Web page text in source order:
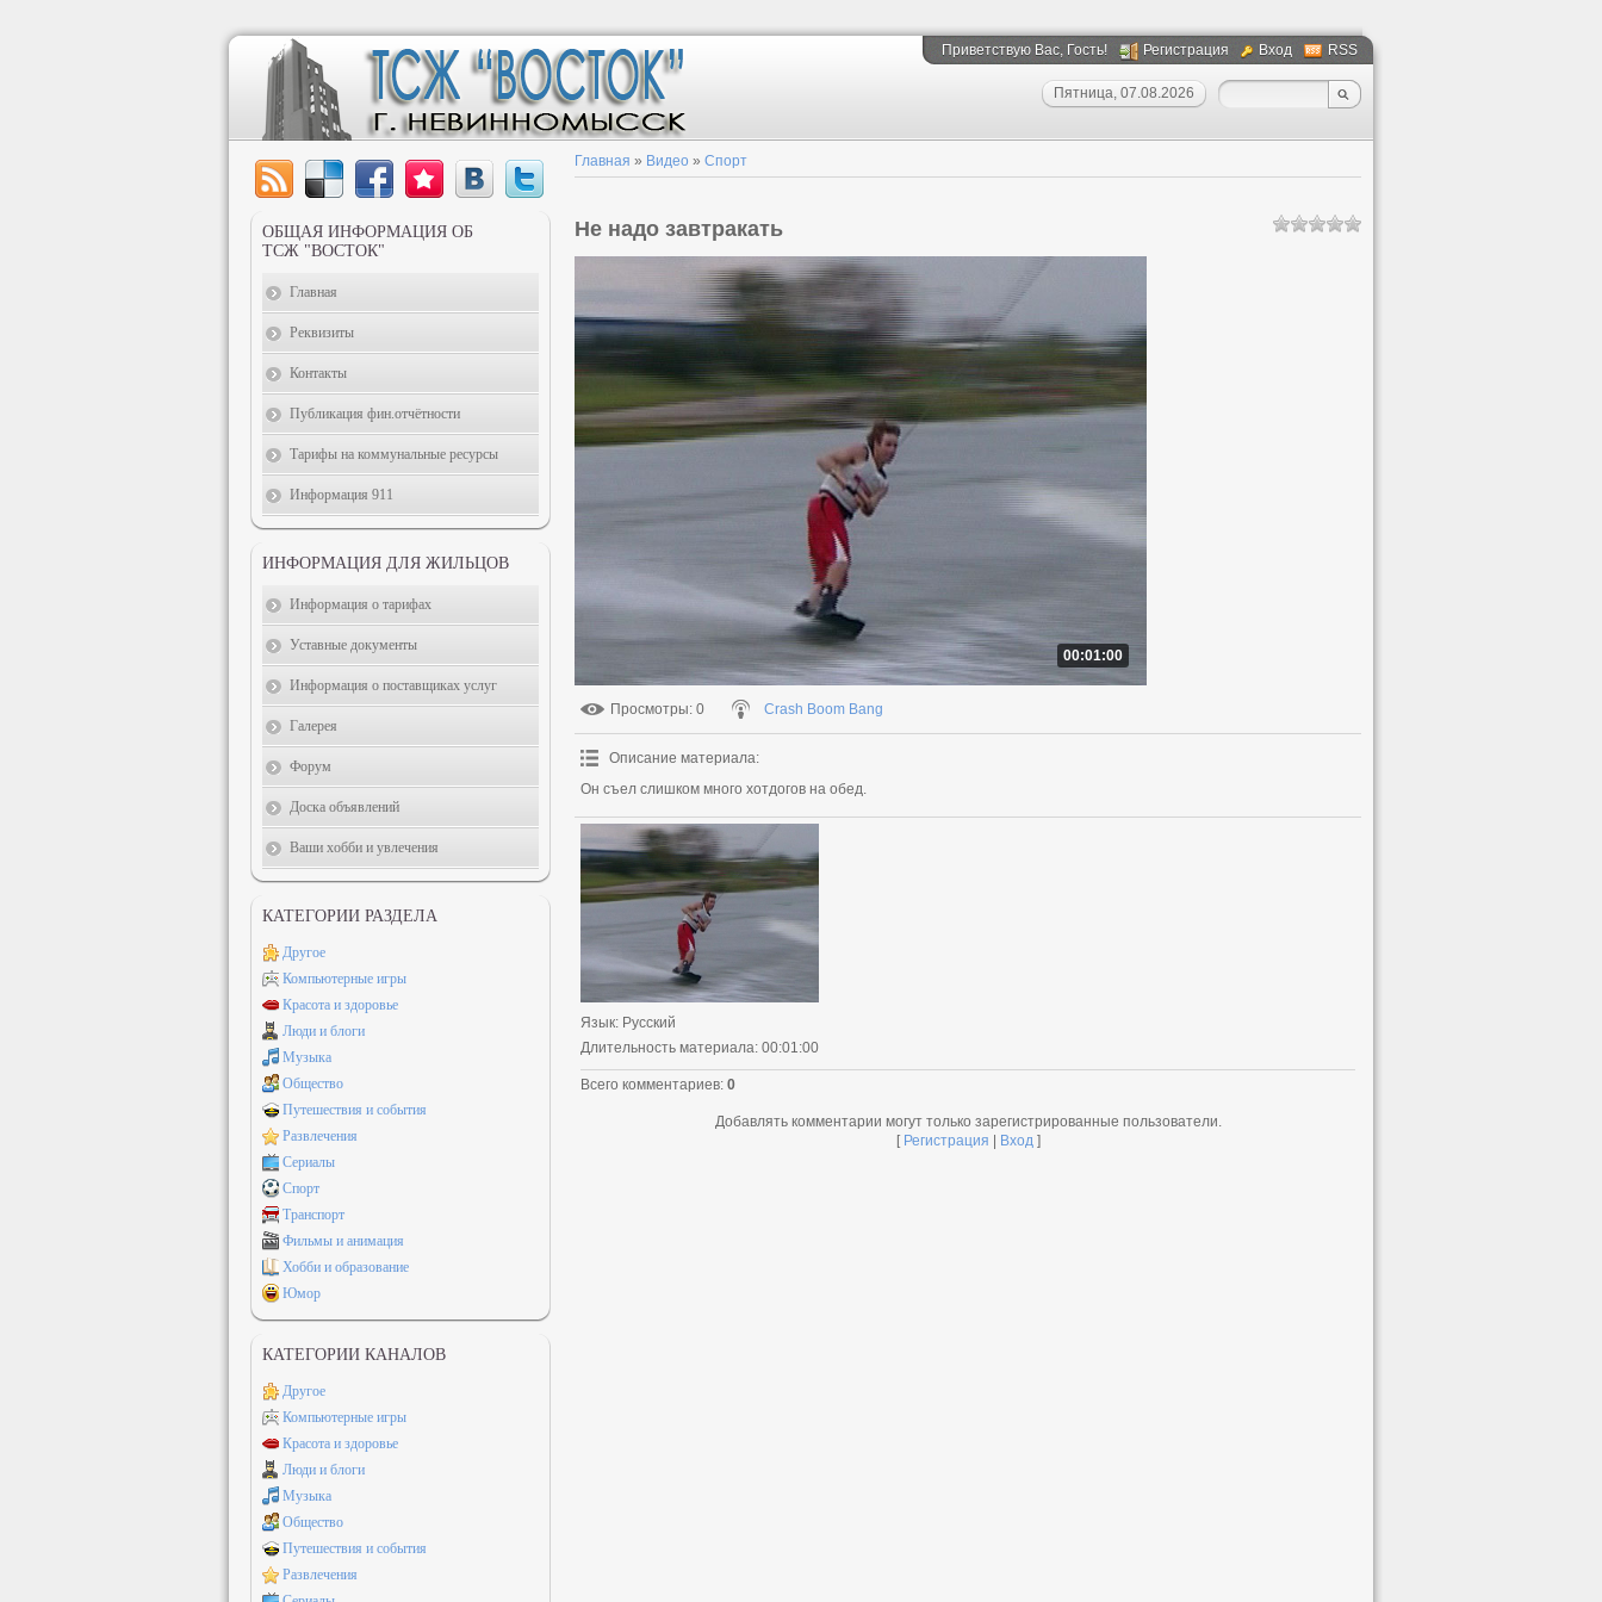
Приветствую Вас, Гость! Регистрация Вход RSS
Пятница, 07.08.2026
Главная » Видео » Спорт
Не надо завтракать
00:01:00
Просмотры: 0 Crash Boom Bang
Описание материала:
Он съел слишком много хотдогов на обед.
Язык: Русский
Длительность материала: 00:01:00
Всего комментариев: 0
Добавлять комментарии могут только зарегистрированные пользователи.
[ Регистрация Вход]
ОБЩАЯ ИНФОРМАЦИЯ ОБ
ТСЖ "ВОСТОК"
Главная
Реквизиты
Контакты
Публикация фин.отчётности
Тарифы на коммунальные ресурсы
Информация 911
ИНФОРМАЦИЯ ДЛЯ ЖИЛЬЦОВ
Информация о тарифах
Уставные документы
Информация о поставщиках услуг
Галерея
Форум
Доска объявлений
Ваши хобби и увлечения
КАТЕГОРИИ РАЗДЕЛА
Другое
Компьютерные игры
Красота и здоровье
Люди и блоги
Музыка
Общество
Путешествия и события
Развлечения
Сериалы
Спорт
Транспорт
Фильмы и анимация
Хобби и образование
Юмор
КАТЕГОРИИ КАНАЛОВ
Другое
Компьютерные игры
Красота и здоровье
Люди и блоги
Музыка
Общество
Путешествия и события
Развлечения